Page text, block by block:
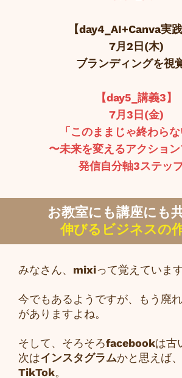
【day4_AI+Canva実践
7月2日(木)
ブランディングを視
【day5_講義3】
7月3日(金)
「このままじゃ終わらな
〜未来を変えるアクション
発信自分軸3ステッ
お教室にも講座にも
伸びるビジネスの
みなさん、 mixiって覚えていま
今でもあるようですが、もう廃
がありますよね。
そして、そろそろfacebookは古
次はインスタグラムかと思えば
TikTok。